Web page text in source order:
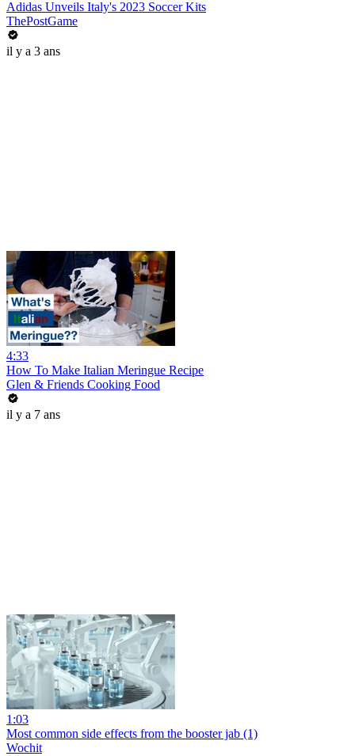
Adidas Unveils Italy's 2023 Soccer Kits
ThePostGame
il y a 3 ans
4:33
How To Make Italian Meringue Recipe
Glen & Friends Cooking Food
il y a 7 ans
1:03
Most common side effects from the booster jab (1)
Wochit